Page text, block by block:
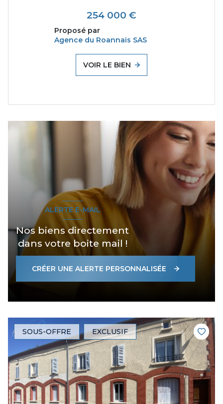
254 000 €
Proposé par
Agence du Roannais SAS
VOIR LE BIEN
ALERTE E-MAIL
Nos biens directement
dans votre boite mail !
CRÉER UNE ALERTE PERSONNALISÉE
SOUS-OFFRE EXCLUSIF